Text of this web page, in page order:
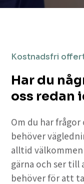
Kostnadsfri
Har du
oss redan
Om du har
behöver
alltid
gärna och ser
behöver för att